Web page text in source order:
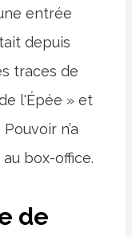
entrée
depuis
traces de
l'Épée » et
n’a
box-office.
de